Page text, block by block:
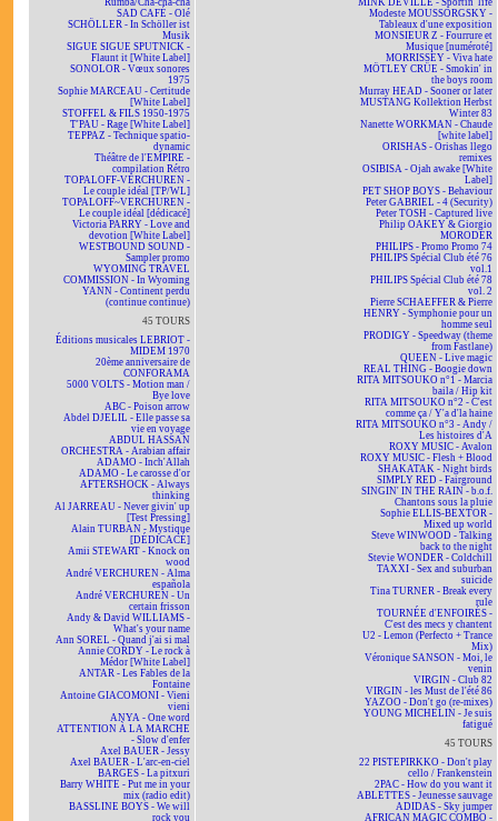
Rumba/Cha-cha-cha
SAD CAFÉ - Olé
SCHÖLLER - In Schöller ist
Musik
SIGUE SIGUE SPUTNICK -
Flaunt it [White Label]
SONOLOR - Vœux sonores
1975
Sophie MARCEAU - Certitude
[White Label]
STOFFEL & FILS 1950-1975
T'PAU - Rage [White Label]
TEPPAZ - Technique spatio-
dynamic
Théâtre de l'EMPIRE -
compilation Rétro
TOPALOFF-VERCHUREN -
Le couple idéal [TP/WL]
TOPALOFF~VERCHUREN -
Le couple idéal [dédicacé]
Victoria PARRY - Love and
devotion [White Label]
WESTBOUND SOUND -
Sampler promo
WYOMING TRAVEL
COMMISSION - In Wyoming
YANN - Continent perdu
(continue continue)
45 TOURS
Éditions musicales LEBRIOT -
MIDEM 1970
20ème anniversaire de
CONFORAMA
5000 VOLTS - Motion man /
Bye love
ABC - Poison arrow
Abdel DJELIL - Elle passe sa
vie en voyage
ABDUL HASSAN
ORCHESTRA - Arabian affair
ADAMO - Inch'Allah
ADAMO - Le carosse d'or
AFTERSHOCK - Always
thinking
Al JARREAU - Never givin' up
[Test Pressing]
Alain TURBAN - Mystique
[DÉDICACÉ]
Amii STEWART - Knock on
wood
André VERCHUREN - Alma
española
André VERCHUREN - Un
certain frisson
Andy & David WILLIAMS -
What's your name
Ann SOREL - Quand j'ai si mal
Annie CORDY - Le rock à
Médor [White Label]
ANTAR - Les Fables de la
Fontaine
Antoine GIACOMONI - Vieni
vieni
ANYA - One word
ATTENTION À LA MARCHE
- Slow d'enfer
Axel BAUER - Jessy
Axel BAUER - L'arc-en-ciel
BARGES - La pitxuri
Barry WHITE - Put me in your
mix (radio edit)
BASSLINE BOYS - We will
rock you
MINK DEVILLE - Sportin' life
Modeste MOUSSORGSKY -
Tableaux d'une exposition
MONSIEUR Z - Fourrure et
Musique [numéroté]
MORRISSEY - Viva hate
MÖTLEY CRÜE - Smokin' in
the boys room
Murray HEAD - Sooner or later
MUSTANG Kollektion Herbst
Winter 83
Nanette WORKMAN - Chaude
[white label]
ORISHAS - Orishas llego
remixes
OSIBISA - Ojah awake [White
Label]
PET SHOP BOYS - Behaviour
Peter GABRIEL - 4 (Security)
Peter TOSH - Captured live
Philip OAKEY & Giorgio
MORODER
PHILIPS - Promo Promo 74
PHILIPS Spécial Club été 76
vol.1
PHILIPS Spécial Club été 78
vol. 2
Pierre SCHAEFFER & Pierre
HENRY - Symphonie pour un
homme seul
PRODIGY - Speedway (theme
from Fastlane)
QUEEN - Live magic
REAL THING - Boogie down
RITA MITSOUKO n°1 - Marcia
baila / Hip kit
RITA MITSOUKO n°2 - C'est
comme ça / Y'a d'la haine
RITA MITSOUKO n°3 - Andy /
Les histoires d'A
ROXY MUSIC - Avalon
ROXY MUSIC - Flesh + Blood
SHAKATAK - Night birds
SIMPLY RED - Fairground
SINGIN' IN THE RAIN - b.o.f.
Chantons sous la pluie
Sophie ELLIS-BEXTOR -
Mixed up world
Steve WINWOOD - Talking
back to the night
Stevie WONDER - Coldchill
TAXXI - Sex and suburban
suicide
Tina TURNER - Break every
rule
TOURNÉE d'ENFOIRÉS -
C'est des mecs y chantent
U2 - Lemon (Perfecto + Trance
Mix)
Véronique SANSON - Moi, le
venin
VIRGIN - Club 82
VIRGIN - les Must de l'été 86
YAZOO - Don't go (re-mixes)
YOUNG MICHELIN - Je suis
fatigué
45 TOURS
22 PISTEPIRKKO - Don't play
cello / Frankenstein
2PAC - How do you want it
ABLETTES - Jeunesse sauvage
ADIDAS - Sky jumper
AFRICAN MAGIC COMBO -